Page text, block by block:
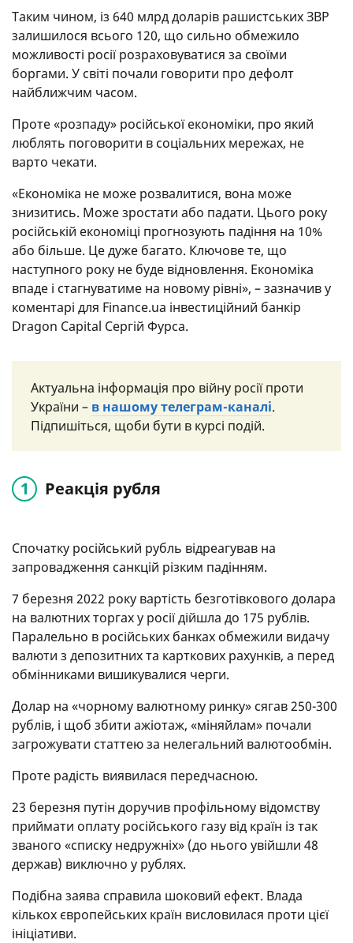
Таким чином, із 640 млрд доларів рашистських ЗВР
залишилося всього 120, що сильно обмежило
можливості росії розраховуватися за своїми
боргами. У світі почали говорити про дефолт
найближчим часом.
Проте «розпаду» російської економіки, про який
люблять поговорити в соціальних мережах, не
варто чекати.
«Економіка не може розвалитися, вона може
знизитись. Може зростати або падати. Цього року
російській економіці прогнозують падіння на 10%
або більше. Це дуже багато. Ключове те, що
наступного року не буде відновлення. Економіка
впаде і стагнуватиме на новому рівні», – зазначив у
коментарі для Finance.ua інвестиційний банкір
Dragon Capital Сергій Фурса.
Актуальна інформація про війну росії проти
України – в нашому телеграм-каналі.
Підпишіться, щоби бути в курсі подій.
Реакція рубля
Спочатку російський рубль відреагував на
запровадження санкцій різким падінням.
7 березня 2022 року вартість безготівкового долара
на валютних торгах у росії дійшла до 175 рублів.
Паралельно в російських банках обмежили видачу
валюти з депозитних та карткових рахунків, а перед
обмінниками вишикувалися черги.
Долар на «чорному валютному ринку» сягав 250-300
рублів, і щоб збити ажіотаж, «міняйлам» почали
загрожувати статтею за нелегальний валютообмін.
Проте радість виявилася передчасною.
23 березня путін доручив профільному відомству
приймати оплату російського газу від країн із так
званого «списку недружніх» (до нього увійшли 48
держав) виключно у рублях.
Подібна заява справила шоковий ефект. Влада
кількох європейських країн висловилася проти цієї
ініціативи.